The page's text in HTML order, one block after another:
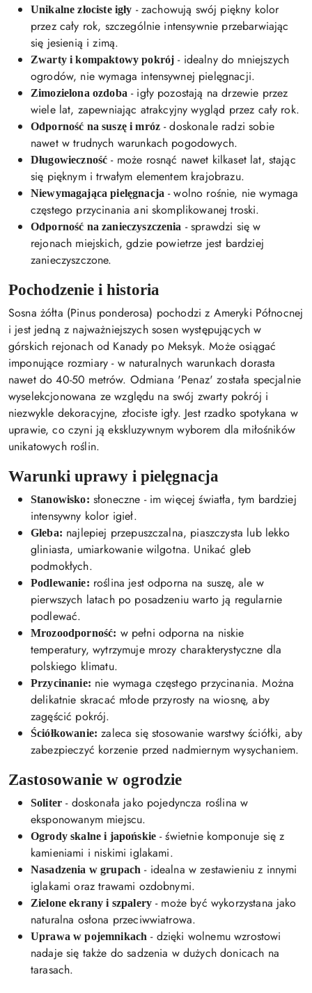
Unikalne złociste igły - zachowują swój piękny kolor
przez cały rok, szczególnie intensywnie przebarwiając
się jesienią i zimą.
Zwarty i kompaktowy pokrój - idealny do mniejszych
ogrodów, nie wymaga intensywnej pielęgnacji.
Zimozielona ozdoba- igły pozostają na drzewie przez
wiele lat, zapewniając atrakcyjny wygląd przez cały rok.
Odporność na suszę i mróz - doskonale radzi sobie
nawet w trudnych warunkach pogodowych.
Długowieczność - może rosnąć nawet kilkaset lat, stając
się pięknym i trwałym elementem krajobrazu.
Niewymagająca pielęgnacja - wolno rośnie, nie wymaga
częstego przycinania ani skomplikowanej troski.
Odporność na zanieczyszczenia - sprawdzi się w
rejonach miejskich, gdzie powietrze jest bardziej
zanieczyszczone.
Pochodzenie i historia
Sosna żółta (Pinus ponderosa) pochodzi z Ameryki Północnej
i jest jedną z najważniejszych sosen występujących w
górskich rejonach od Kanady po Meksyk. Może osiągać
imponujące rozmiary - w naturalnych warunkach dorasta
nawet do 40-50 metrów. Odmiana 'Penaz' została specjalnie
wyselekcjonowana ze względu na swój zwarty pokrój i
niezwykle dekoracyjne, złociste igły. Jest rzadko spotykana w
uprawie, co czyni ją ekskluzywnym wyborem dla miłośników
unikatowych roślin.
Warunki uprawy i pielęgnacja
Stanowisko: słoneczne - im więcej światła, tym bardziej
intensywny kolor igieł.
Gleba: najlepiej przepuszczalna, piaszczysta lub lekko
gliniasta, umiarkowanie wilgotna. Unikać gleb
podmokłych.
Podlewanie: roślina jest odporna na suszę, ale w
pierwszych latach po posadzeniu warto ją regularnie
podlewać.
Mrozoodporność: w pełni odporna na niskie
temperatury, wytrzymuje mrozy charakterystyczne dla
polskiego klimatu.
Przycinanie: nie wymaga częstego przycinania. Można
delikatnie skracać młode przyrosty na wiosnę, aby
zagęścić pokrój.
Ściółkowanie: zaleca się stosowanie warstwy ściółki, aby
zabezpieczyć korzenie przed nadmiernym wysychaniem.
Zastosowanie w ogrodzie
Soliter - doskonała jako pojedyncza roślina w
eksponowanym miejscu.
Ogrody skalne i japońskie - świetnie komponuje się z
kamieniami i niskimi iglakami.
Nasadzenia w grupach - idealna w zestawieniu z innymi
iglakami oraz trawami ozdobnymi.
Zielone ekrany i szpalery - może być wykorzystana jako
naturalna osłona przeciwwiatrowa.
Uprawa w pojemnikach - dzięki wolnemu wzrostowi
nadaje się także do sadzenia w dużych donicach na
tarasach.